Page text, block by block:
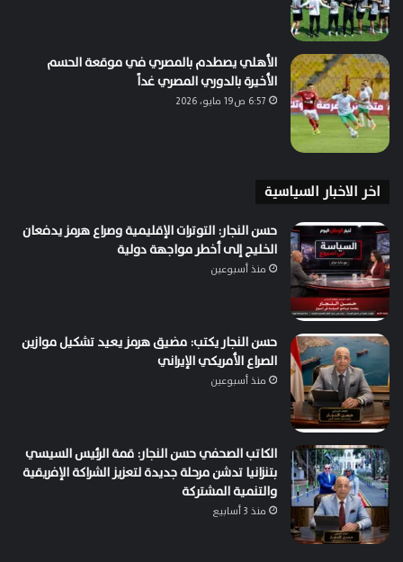
الأهلي يصطدم بالمصري في موقعة الحسم
الأخيرة بالدوري المصري غداً
6:57 ص19 مايو، 2026
اخر الاخبار السياسية
حسن النجار: التوترات الإقليمية وصراع هرمز يدفعان
الخليج إلى أخطر مواجهة دولية
منذ أسبوعين
حسن النجار يكتب: مضيق هرمز يعيد تشكيل موازين
الصراع الأمريكي الإيراني
منذ أسبوعين
الكاتب الصحفي حسن النجار: قمة الرئيس السيسي
بتنزانيا تدشن مرحلة جديدة لتعزيز الشراكة الإفريقية
والتنمية المشتركة
منذ 3 أسابيع